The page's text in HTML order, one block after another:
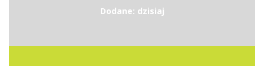
Dodane: dzisiaj